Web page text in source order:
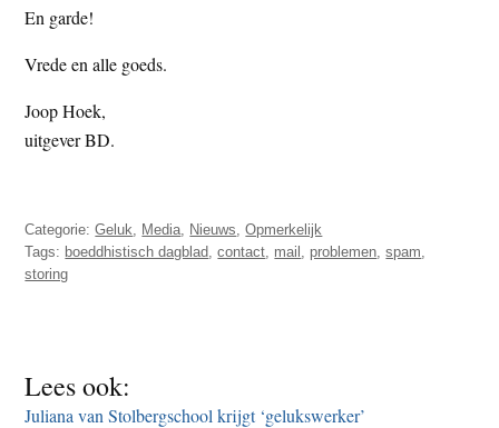
En garde!
Vrede en alle goeds.
Joop Hoek,
uitgever BD.
Categorie:Geluk Media Nieuws ,Opmerkelijk
Tags: boeddhistisch dagblad ,contact mail problemen ,spam
storing
Lees ook:
Juliana van Stolbergschool krijgt ‘gelukswerker’